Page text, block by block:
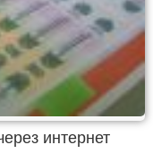
интернет